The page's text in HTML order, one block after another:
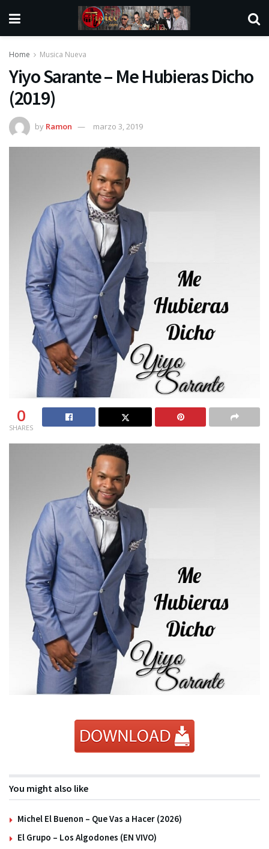
Home Musica Nueva
Yiyo Sarante – Me Hubieras Dicho
(2019)
by Ramon marzo 3, 2019
0
SHARES
You might also like
Michel El Buenon – Que Vas a Hacer (2026)
El Grupo – Los Algodones (EN VIVO)